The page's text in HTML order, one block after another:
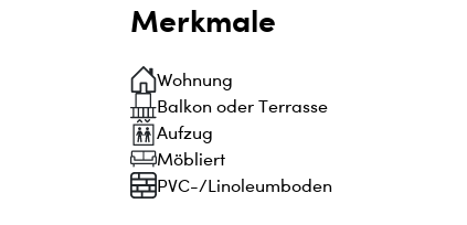
Merkmale
Wohnung
Balkon oder Terrasse
Aufzug
Möbliert
PVC-/Linoleumboden